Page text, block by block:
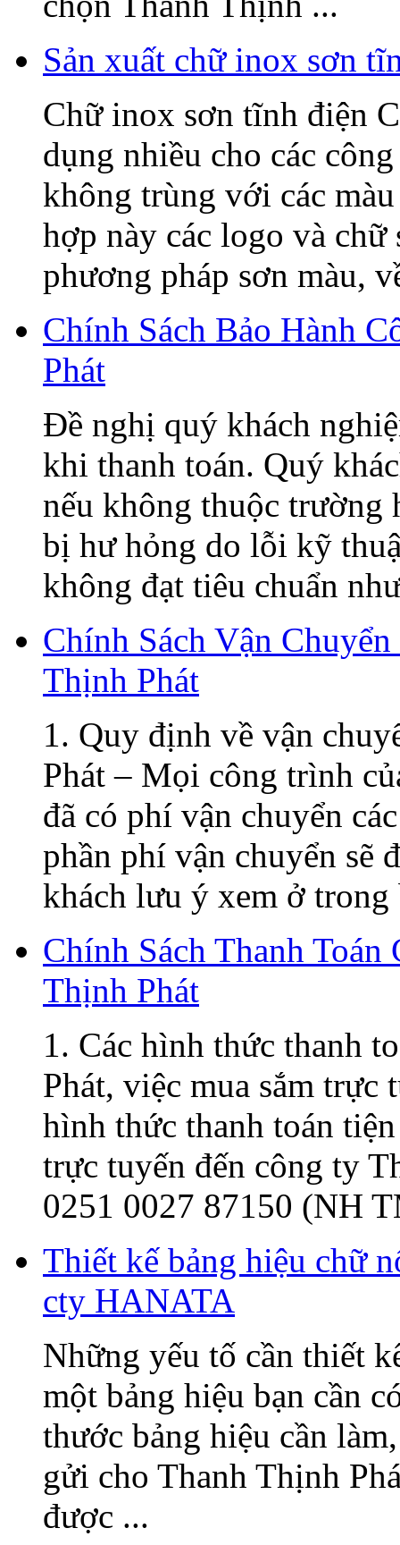
Sản xuất chữ inox sơn
Chữ inox sơn tĩnh điện
dụng nhiều cho các
không trùng với các
hợp này các logo và chữ
phương pháp sơn màu,
Chính Sách Bảo Hành
Phát
Đề nghị quý khách
khi thanh toán. Quý
nếu không thuộc trường
bị hư hỏng do lỗi kỹ
không đạt tiêu chuẩn
Chính Sách Vận
Thịnh Phát
1. Quy định về vận
Phát – Mọi công trình
đã có phí vận chuyển
phần phí vận chuyển sẽ
khách lưu ý xem ở trong
Chính Sách Thanh Toán
Thịnh Phát
1. Các hình thức thanh
Phát, việc mua sắm trực
hình thức thanh toán
trực tuyến đến công ty
0251 0027 87150 (NH
Thiết kế bảng hiệu chữ
cty HANATA
Những yếu tố cần thiết
một bảng hiệu bạn cần
thước bảng hiệu cần
gửi cho Thanh Thịnh
được ...